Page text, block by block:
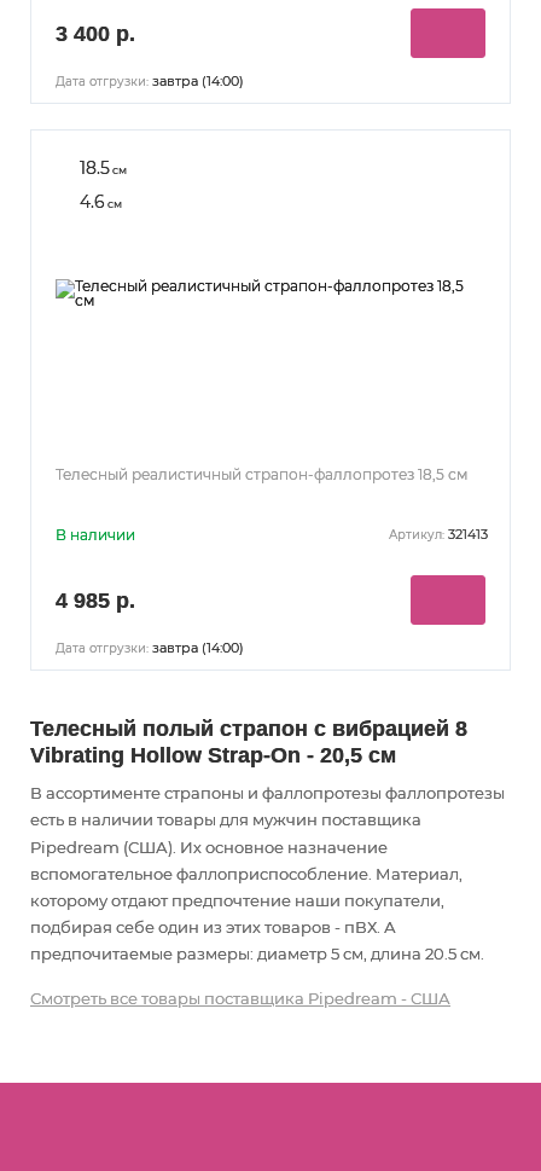
3 400 р.
Дата отгрузки: завтра (14:00)
18.5см
4.6 см
Телесный реалистичный страпон-фаллопротез 18,5 см
В наличии Артикул: 321413
4 985 р.
Дата отгрузки: завтра (14:00)
Телесный полый страпон с вибрацией 8
Vibrating Hollow Strap-On - 20,5 см
В ассортименте страпоны и фаллопротезы фаллопротезы
есть в наличии товары для мужчин поставщика
Pipedream (США). Их основное назначение
вспомогательное фаллоприспособление . Материал,
которому отдают предпочтение наши покупатели,
подбирая себе один из этих товаров - пВХ. А
предпочитаемые размеры: диаметр 5 см, длина 20.5 см.
Смотреть все товары поставщика Pipedream - США